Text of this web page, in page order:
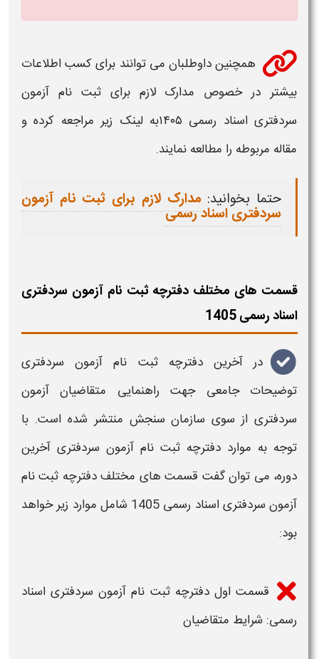
همچنین داوطلبان می توانند برای کسب اطلاعات
بیشتر در خصوص مدارک لازم برایثبت نام آزمون
سردفتری اسناد رسمی ۱۴۰۵
به لینک زیر مراجعه کرده و
مقاله مربوطه را مطالعه نمایند.
حتما بخوانید: مدارک لازم برای ثبت نام آزمون
سردفتری اسناد رسمی
قسمت های مختلف دفترچه ثبت نام آزمون سردفتری
اسناد رسمی 1405
در آخریندفترچه ثبت نام آزمون سردفتری
توضیحات جامعی جهت راهنمایی متقاضیان آزمون
سردفتری از سوی سازمان سنجش منتشر شده است. با
توجه به موارد دفترچه ثبت نام آزمون سردفتری آخرین
دوره، می توان گفت قسمت های مختلف دفترچه ثبت نام
آزمون سردفتری اسناد رسمی 1405
شامل موارد زیر خواهد
بود:
قسمت اولدفترچه ثبت نام آزمون سردفتری اسناد
رسمی: شرایط متقاضیان